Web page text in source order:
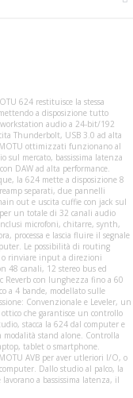
624 restituisce la stessa
a disposizione tutto
audio a 24-bit/192
Thunderbolt, USB 3.0 ad alta
ottimizzati funzionano al
sul mercato, bassissima latenza
DAW ad alta performance.
la 624 mette a disposizione 8
separati, due pannelli
out e uscita cuffie con jack sul
un totale di 32 canali audio
microfoni, chitarre, synth,
processa e lascia fluire il segnale
Le possibilità di routing
rinviare input a direzioni
48 canali, 12 stereo bus ed
Reverb con lunghezza fino a 60
a 4 bande, modellato sulle
Convenzionale e Leveler, un
che garantisce un controllo
stacca la 624 dal computer e
stand alone. Controlla
tablet o smartphone.
AVB per aver utleriori I/O, o
Dallo studio al palco, la
a bassissima latenza, il